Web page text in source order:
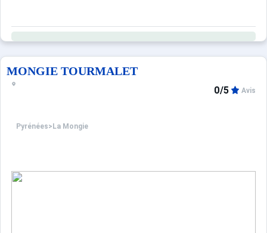
MONGIE TOURMALET
Pyrénées> La Mongie
0/5 Avis